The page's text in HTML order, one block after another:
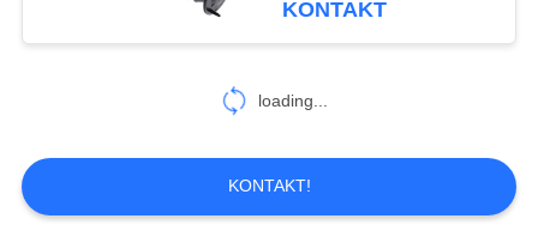
Kompressor-
119
KONTAKT
loading...
KONTAKT!